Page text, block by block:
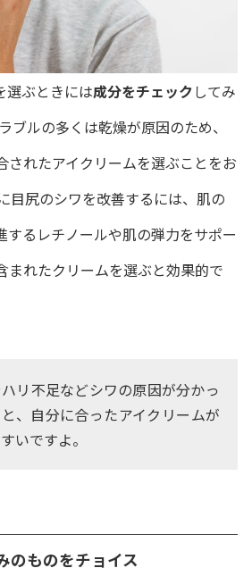
選ぶときには成分をチェックしてみ
ブルの多くは乾燥が原因のため、
されたアイクリームを選ぶことをお
目尻のシワを改善するには、肌の
するレチノールや肌の弾力をサポー
まれたクリームを選ぶと効果的で
リ不足などシワの原因が分かっ
、自分に合ったアイクリームが
いですよ。
のものをチョイス